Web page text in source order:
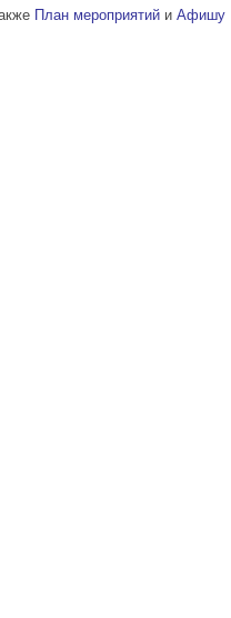
План мероприятий и Афишу